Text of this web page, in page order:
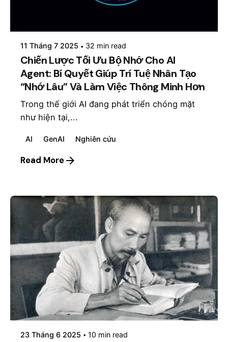
11 Tháng 7 2025 32 min read
Chiến Lược Tối Ưu Bộ Nhớ Cho AI
Agent: Bí Quyết Giúp Trí Tuệ Nhân Tạo
“Nhớ Lâu” Và Làm Việc Thông Minh Hơn
Trong thế giới AI đang phát triển chóng mặt
như hiện tại,...
AI GenAI Nghiên cứu
Read More
Posted by
mosyai
23 Tháng 6 2025 10 min read